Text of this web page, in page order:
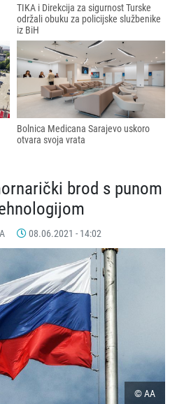
TIKA i Direkcija za sigurnost Turske
održali obuku za policijske službenike
iz BiH
Bolnica Medicana Sarajevo uskoro
otvara svoja vrata
brod s punom
08.06.2021 - 14:02
© AA